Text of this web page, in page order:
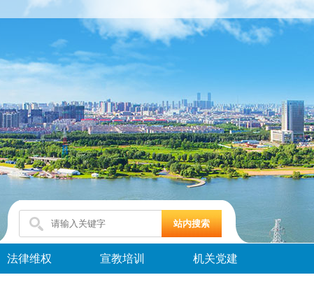
法律维权 宣教培训 机关党建